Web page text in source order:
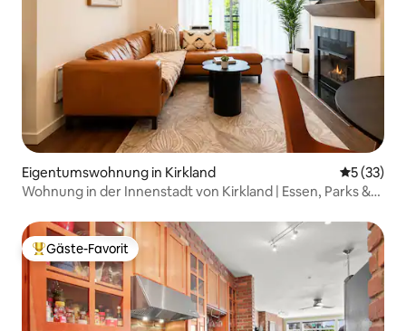
Eigentumswohnung in Kirkland
5 (33)
Wohnung in der Innenstadt von Kirkland | Essen, Parks &
Beliebter Gäste-Favorit.
Gäste-Favorit